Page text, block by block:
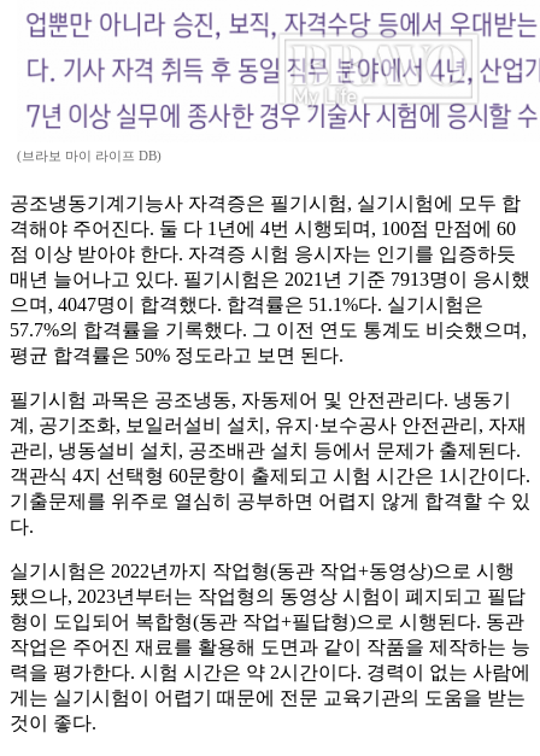
(브라보 마이 라이프 DB)
공조냉동기계기능사 자격증은 필기시험, 실기시험에 모두 합
격해야 주어진다. 둘 다 1년에 4번 시행되며, 100점 만점에 60
점 이상 받아야 한다. 자격증 시험 응시자는 인기를 입증하듯
매년 늘어나고 있다. 필기시험은 2021년 기준 7913명이 응시했
으며, 4047명이 합격했다. 합격률은 51.1%다. 실기시험은
57.7%의 합격률을 기록했다. 그 이전 연도 통계도 비슷했으며,
평균 합격률은 50% 정도라고 보면 된다.
필기시험 과목은 공조냉동, 자동제어 및 안전관리다. 냉동기
계, 공기조화, 보일러설비 설치, 유지·보수공사 안전관리, 자재
관리, 냉동설비 설치, 공조배관 설치 등에서 문제가 출제된다.
객관식 4지 선택형 60문항이 출제되고 시험 시간은 1시간이다.
기출문제를 위주로 열심히 공부하면 어렵지 않게 합격할 수 있
다.
실기시험은 2022년까지 작업형(동관 작업+동영상)으로 시행
됐으나, 2023년부터는 작업형의 동영상 시험이 폐지되고 필답
형이 도입되어 복합형(동관 작업+필답형)으로 시행된다. 동관
작업은 주어진 재료를 활용해 도면과 같이 작품을 제작하는 능
력을 평가한다. 시험 시간은 약 2시간이다. 경력이 없는 사람에
게는 실기시험이 어렵기 때문에 전문 교육기관의 도움을 받는
것이 좋다.